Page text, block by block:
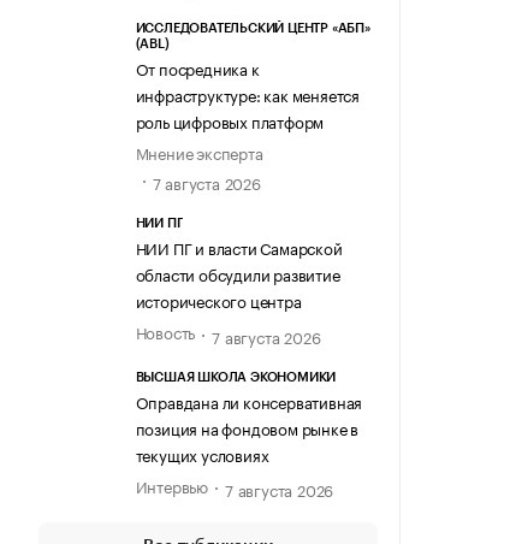
ИССЛЕДОВАТЕЛЬСКИЙ ЦЕНТР «АБП»
(ABL)
От посредника к
инфраструктуре: как меняется
роль цифровых платформ
Мнение эксперта
7 августа 2026
НИИ ПГ
НИИ ПГ и власти Самарской
области обсудили развитие
исторического центра
Новость
7 августа 2026
ВЫСШАЯ ШКОЛА ЭКОНОМИКИ
Оправдана ли консервативная
позиция на фондовом рынке в
текущих условиях
Интервью
7 августа 2026